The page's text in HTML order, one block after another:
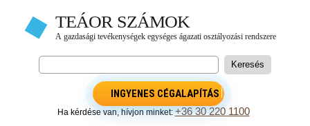
INGYENES CÉGALAPÍTÁS
Ha kérdése van, hívjon minket:+36 30 220 1100